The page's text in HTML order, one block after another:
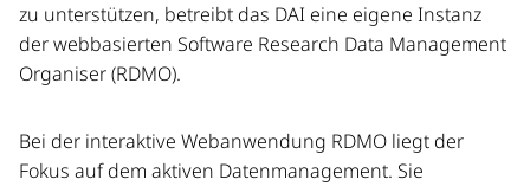
zu unterstützen, betreibt das DAI eine eigene Instanz
der webbasierten Software Research Data Management
Organiser (RDMO).
Bei der interaktive Webanwendung RDMO liegt der
Fokus auf dem aktiven Datenmanagement. Sie